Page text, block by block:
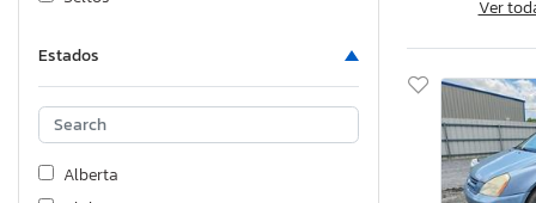
Sorento ba
Soul Base
Soul s
Spectra
Estados
Alberta
Ver